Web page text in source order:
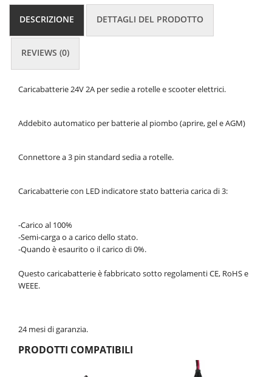
DESCRIZIONE DETTAGLI DEL PRODOTTO
REVIEWS (0)
Caricabatterie 24V 2A per sedie a rotelle e scooter elettrici.
Addebito automatico per batterie al piombo (aprire, gel e AGM)
Connettore a 3 pin standard sedia a rotelle.
Caricabatterie con LED indicatore stato batteria carica di 3:
-Carico al 100%
-Semi-carga o a carico dello stato.
-Quando è esaurito o il carico di 0%.
Questo caricabatterie è fabbricato sotto regolamenti CE, RoHS e
WEEE.
24 mesi di garanzia.
PRODOTTI COMPATIBILI